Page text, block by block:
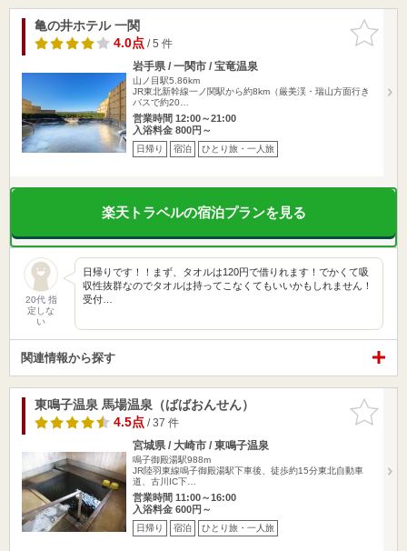
お気に入
りに追加
亀の井ホテル 一関
4.0点/ 5 件
岩手県 / 一関市 / 宝竜温泉
山ノ目駅5.86km
JR東北新幹線一ノ関駅から約8km（厳美渓・瑞山方面行き
バスで約20…
営業時間 12:00～21:00
入浴料金 800円～
日帰り 宿泊 ひとり旅・一人旅
楽天トラベルの宿泊プランを見る
20代 指
定しな
い
日帰りです！！まず、タオルは120円で借りれます！でかくて吸
収性抜群なのでタオルは持ってこなくてもいいかもしれません！
受付…
関連情報から探す
お気に入
りに追加
東鳴子温泉 馬場温泉（ばばおんせん）
4.5点/ 37 件
宮城県 / 大崎市 / 東鳴子温泉
鳴子御殿湯駅988m
JR陸羽東線鳴子御殿湯駅下車後、徒歩約15分東北自動車
道、古川IC下…
営業時間 11:00～16:00
入浴料金 600円～
日帰り 宿泊 ひとり旅・一人旅